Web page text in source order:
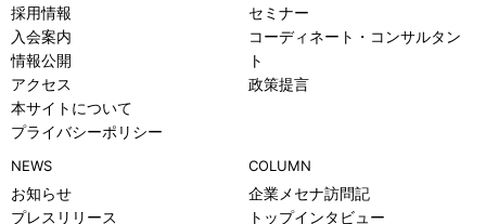
採用情報
入会案内
情報公開
アクセス
本サイトについて
プライバシーポリシー
セミナー
コーディネート・コンサルタン
ト
政策提言
NEWS
お知らせ
プレスリリース
COLUMN
企業メセナ訪問記
トップインタビュー